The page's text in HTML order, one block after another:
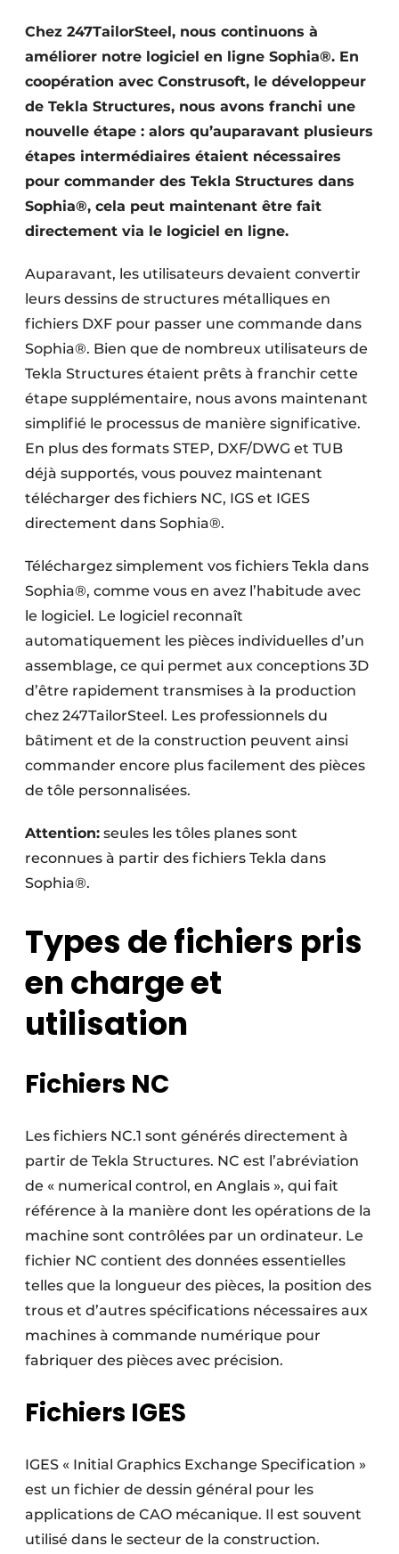
Video’s
Chez 247TailorSteel, nous continuons à
améliorer notre logiciel en ligne Sophia®. En
coopération avec Construsoft, le développeur
de Tekla Structures, nous avons franchi une
nouvelle étape : alors qu’auparavant plusieurs
étapes intermédiaires étaient nécessaires
pour commander des Tekla Structures dans
Sophia®, cela peut maintenant être fait
directement via le logiciel en ligne.
Auparavant, les utilisateurs devaient convertir
leurs dessins de structures métalliques en
fichiers DXF pour passer une commande dans
Sophia®. Bien que de nombreux utilisateurs de
Tekla Structures étaient prêts à franchir cette
étape supplémentaire, nous avons maintenant
simplifié le processus de manière significative.
En plus des formats STEP, DXF/DWG et TUB
déjà supportés, vous pouvez maintenant
télécharger des fichiers NC, IGS et IGES
directement dans Sophia®.
Téléchargez simplement vos fichiers Tekla dans
Sophia®, comme vous en avez l’habitude avec
le logiciel. Le logiciel reconnaît
automatiquement les pièces individuelles d’un
assemblage, ce qui permet aux conceptions 3D
d’être rapidement transmises à la production
chez 247TailorSteel. Les professionnels du
bâtiment et de la construction peuvent ainsi
commander encore plus facilement des pièces
de tôle personnalisées.
Attention: seules les tôles planes sont
reconnues à partir des fichiers Tekla dans
Sophia®.
Types de fichiers pris
en charge et
utilisation
Fichiers NC
Les fichiers NC.1 sont générés directement à
partir de Tekla Structures. NC est l’abréviation
de « numerical control, en Anglais », qui fait
référence à la manière dont les opérations de la
machine sont contrôlées par un ordinateur. Le
fichier NC contient des données essentielles
telles que la longueur des pièces, la position des
trous et d’autres spécifications nécessaires aux
machines à commande numérique pour
fabriquer des pièces avec précision.
Fichiers IGES
IGES « Initial Graphics Exchange Specification »
est un fichier de dessin général pour les
applications de CAO mécanique. Il est souvent
utilisé dans le secteur de la construction.